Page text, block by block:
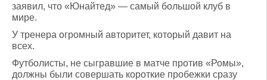
заявил, что «Юнайтед» — самый большой клуб в
мире.
У тренера огромный авторитет, который давит на
всех.
Футболисты, не сыгравшие в матче против «Ромы»,
должны были совершать короткие пробежки сразу